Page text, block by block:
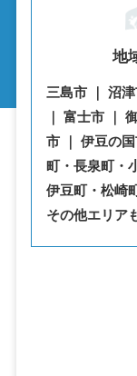
地
三島市 ｜ 沼
｜ 富士市 ｜
市 ｜ 伊豆の
町・⾧泉町・
伊豆町・松崎
その他エリア